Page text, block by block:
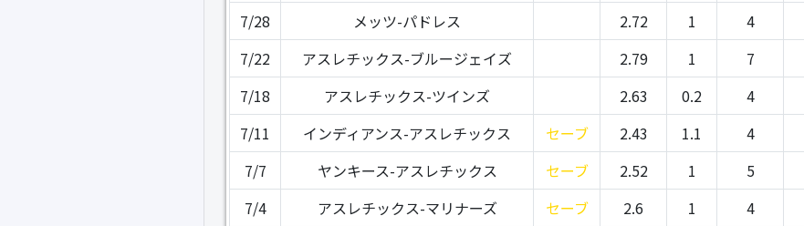
7/28
メッツ-パドレス 2.72 1 4
7/22
アスレチックス-ブルージェイズ 2.79 1 7
7/18
アスレチックス-ツインズ 2.63 0.2 4
7/11
インディアンス-アスレチックス セーブ 2.43 1.1 4
7/7
ヤンキース-アスレチックス セーブ 2.52 1 5
7/4
アスレチックス-マリナーズ セーブ 2.6 1 4